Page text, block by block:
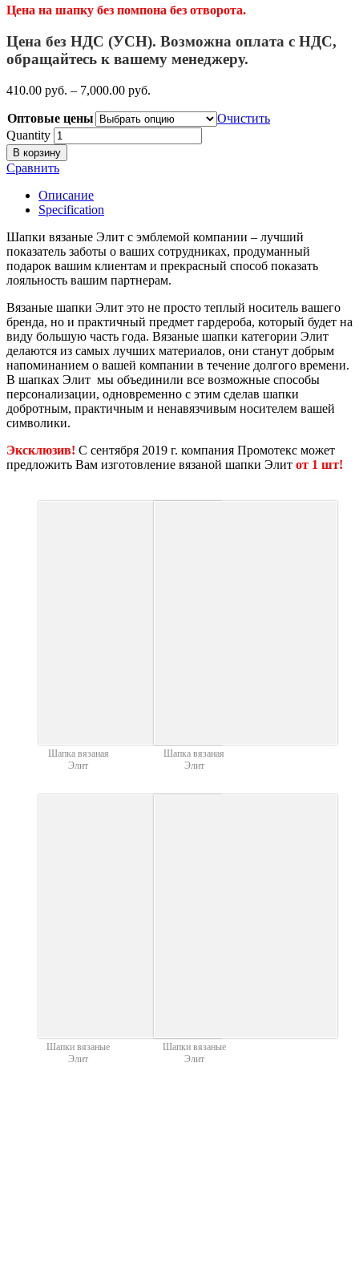
Цена на шапку без помпона без отворота.
Цена без НДС (УСН). Возможна оплата с НДС,
обращайтесь к вашему менеджеру.
410.00 руб. – 7,000.00 руб.
Оптовые цены
Очистить
Quantity
В корзину
Сравнить
Описание
Specification
Шапки вязаные Элит с эмблемой компании – лучший
показатель заботы о ваших сотрудниках, продуманный
подарок вашим клиентам и прекрасный способ показать
лояльность вашим партнерам.
Вязаные шапки Элит это не просто теплый носитель вашего
бренда, но и практичный предмет гардероба, который будет на
виду большую часть года. Вязаные шапки категории Элит
делаются из самых лучших материалов, они станут добрым
напоминанием о вашей компании в течение долгого времени.
В шапках Элит мы объединили все возможные способы
персонализации, одновременно с этим сделав шапки
добротным, практичным и ненавязчивым носителем вашей
символики.
Эксклюзив! С сентября 2019 г. компания Промотекс может
предложить Вам изготовление вязаной шапки Элит от 1 шт!
Шапка вязаная
Элит
Шапка вязаная
Элит
Шапки вязаные
Элит
Шапки вязаные
Элит